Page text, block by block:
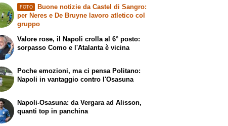
FOTO
Buone notizie da Castel di Sangro:
per Neres e De Bruyne lavoro atletico col
gruppo
Valore rose, il Napoli crolla al 6° posto:
sorpasso Como e l'Atalanta è vicina
Poche emozioni, ma ci pensa Politano:
Napoli in vantaggio contro l'Osasuna
Napoli-Osasuna: da Vergara ad Alisson,
quanti top in panchina